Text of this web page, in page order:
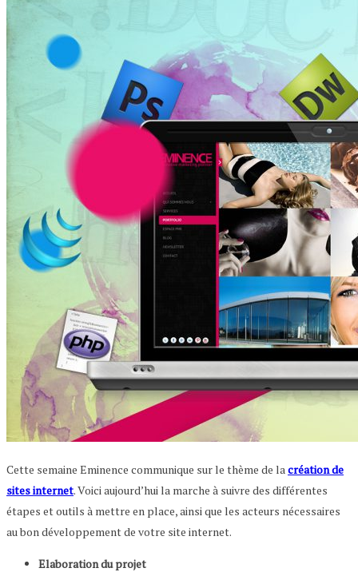
Cette semaine Eminence communique sur le thème de lacréation de
sites internet. Voici aujourd’hui la marche à suivre des différentes
étapes et outils à mettre en place, ainsi que les acteurs nécessaires
au bon développement de votre site internet.
Elaboration du projet